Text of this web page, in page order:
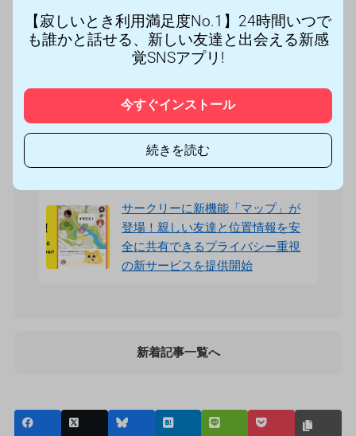
【寂しいとき利用満足度No.1】24時間いつで
も誰かと話せる、新しい友達と出会える新感
覚SNSアプリ!
今すぐインストール
続きを読む
入賞者には豪華オリジナル賞品を
プレゼント！
サークリーのLIVE配信にて、『桜
と蝶 春の訪れグランプリ
2025.03』イベントを3/12より開
催！イベント入賞者には豪華オリ
ジナル賞品をプレゼント！
サークリーに新機能「マップ」が
登場！親しい友達と位置情報を安
全に共有できるプライバシー重視
の新サービスを提供開始
新着記事一覧へ